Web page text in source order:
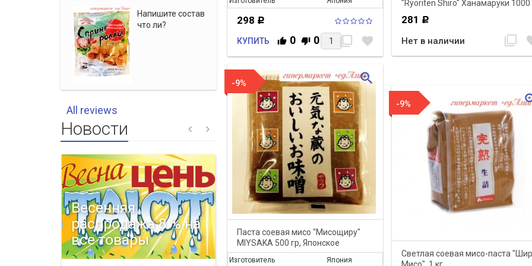
Напишите состав
что ли?
All reviews
Новости
Весенняя
распродажа 8 % на
все товары
С наступающим
Новым Годом
298 Р
КУПИТЬ 0 0 filter_none favorite
"Ryoriten Shiro" Ханамаруки 1000
281 Р
Нет в наличии filter_none
-9%
Паста соевая мисо "Мисощиру"
MIYSAKA 500 гр, Японское
качество!
Изготовитель Япония
zoom_in
-9%
Светлая соевая мисо-паста
Мисо", 1 кг